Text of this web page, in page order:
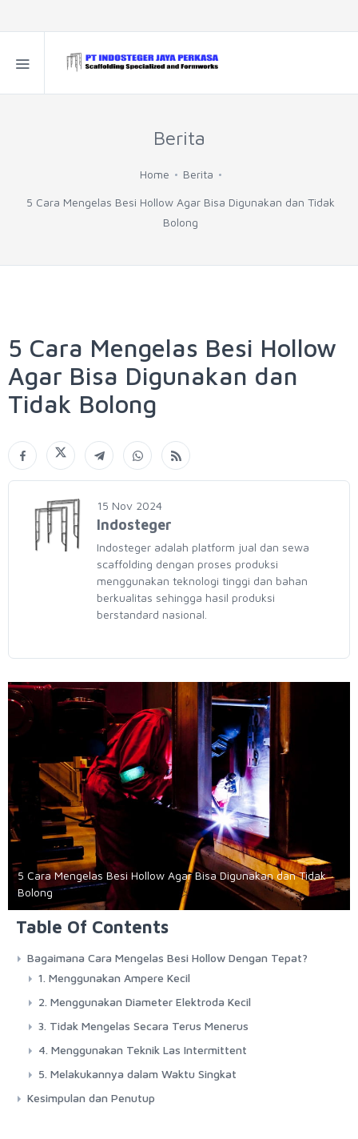
Berita
Home Berita
5 Cara Mengelas Besi Hollow Agar Bisa Digunakan dan Tidak
Bolong
5 Cara Mengelas Besi Hollow
Agar Bisa Digunakan dan
Tidak Bolong
15 Nov 2024
Indosteger
Indosteger adalah platform jual dan sewa
scaffolding dengan proses produksi
menggunakan teknologi tinggi dan bahan
berkualitas sehingga hasil produksi
berstandard nasional.
5 Cara Mengelas Besi Hollow Agar Bisa Digunakan dan Tidak
Bolong
Table Of Contents
Bagaimana Cara Mengelas Besi Hollow Dengan Tepat?
1. Menggunakan Ampere Kecil
2. Menggunakan Diameter Elektroda Kecil
3. Tidak Mengelas Secara Terus Menerus
4. Menggunakan Teknik Las Intermittent
5. Melakukannya dalam Waktu Singkat
Kesimpulan dan Penutup